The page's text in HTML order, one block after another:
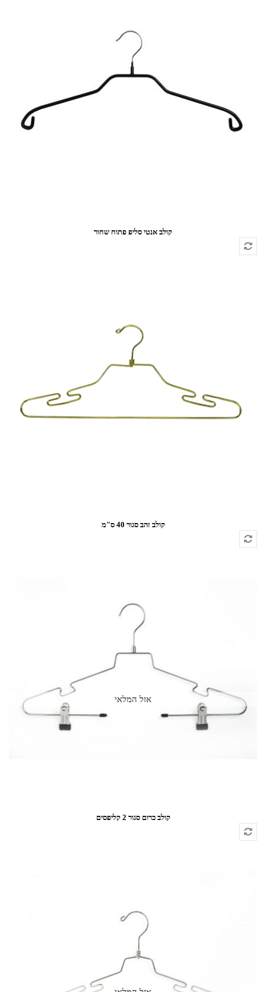
קולב אנטי סליפ פתוח שחור
קולב זהב סגור 40 ס"מ
קולב כרום סגור 2 קליפסים